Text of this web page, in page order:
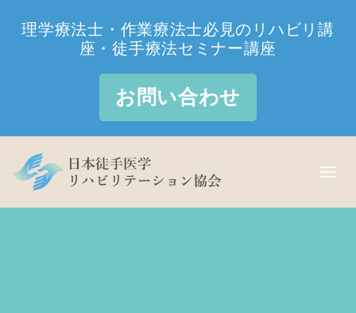
理学療法士・作業療法士必見のリハビリ講
座・徒手療法セミナー講座
お問い合わせ